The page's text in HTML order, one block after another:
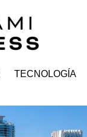
TECNOLOGÍA